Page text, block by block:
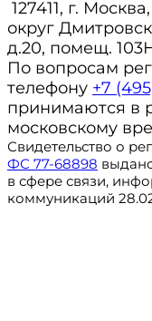
127411, г.
округ
д.20, помещ.
По вопросам
телефону +7
принимаются в
московскому
Свидетельство о
ФС 77-68898
в сфере связи,
коммуникаций